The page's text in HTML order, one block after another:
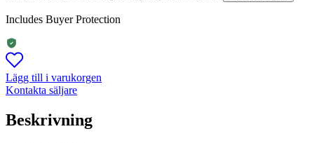
Includes Buyer Protection
Lägg till i varukorgen
Kontakta säljare
Beskrivning